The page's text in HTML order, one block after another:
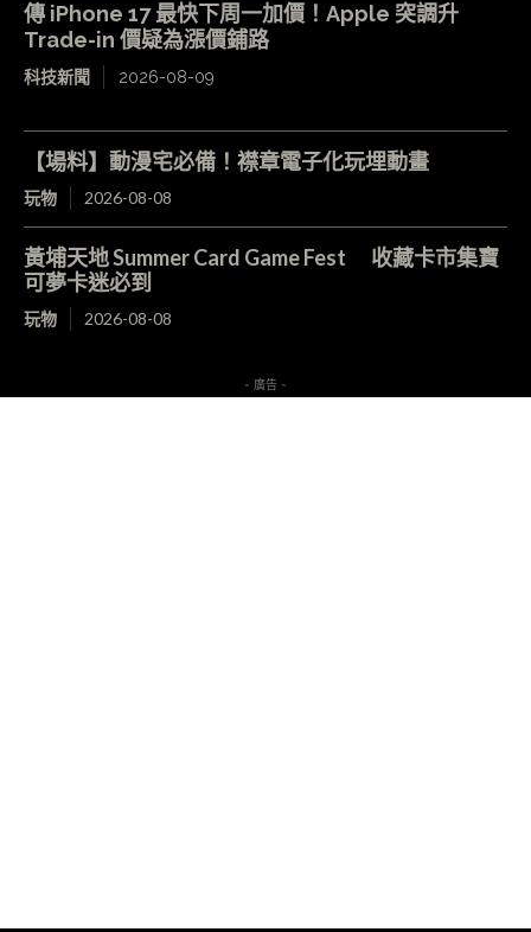
傳 iPhone 17 最快下周一加價！Apple 突調升
Trade-in 價疑為漲價鋪路
科技新聞 2026-08-09
【場料】動漫宅必備！襟章電子化玩埋動畫
玩物 2026-08-08
黃埔天地 Summer Card Game Fest 收藏卡市集寶
可夢卡迷必到
玩物 2026-08-08
- 廣告 -